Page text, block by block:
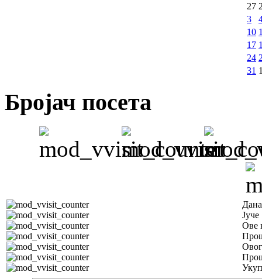
27
3
10
17
24
31
Бројач посета
Јуче
Ове